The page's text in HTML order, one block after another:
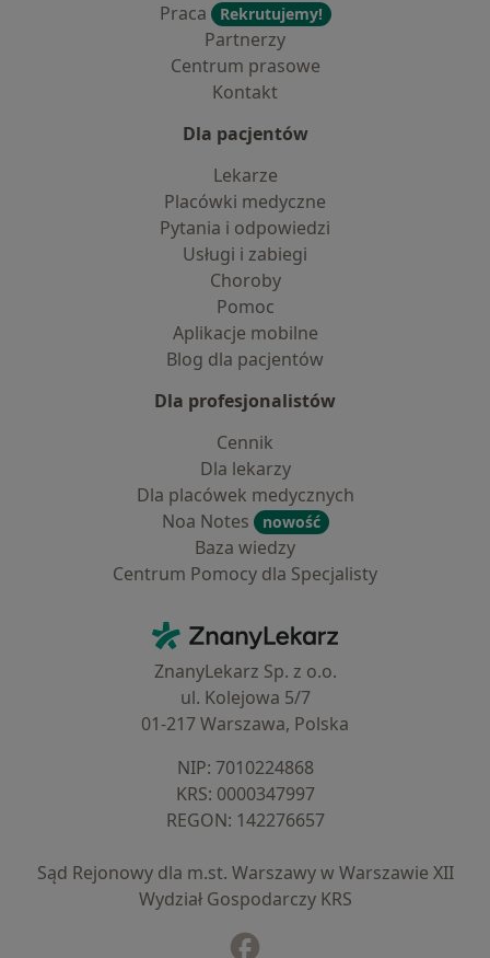
Praca
Rekrutujemy!
Partnerzy
Centrum prasowe
Kontakt
Dla pacjentów
Lekarze
Placówki medyczne
Pytania i odpowiedzi
Usługi i zabiegi
Choroby
Pomoc
Aplikacje mobilne
Blog dla pacjentów
Dla profesjonalistów
Cennik
Dla lekarzy
Dla placówek medycznych
Noa Notes
nowość
Baza wiedzy
Centrum Pomocy dla Specjalisty
ZnanyLekarz - Strona główna
ZnanyLekarz Sp. z o.o.
ul. Kolejowa 5/7
01-217 Warszawa, Polska
NIP: ⁠7010224868
KRS: ⁠0000347997
REGON: ⁠142276657
Sąd Rejonowy dla m.st. Warszawy w Warszawie XII
Wydział Gospodarczy KRS